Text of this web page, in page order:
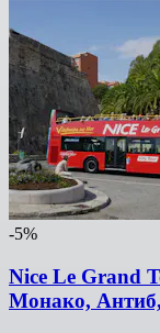
-5%
Nice Le Grand
Монако,